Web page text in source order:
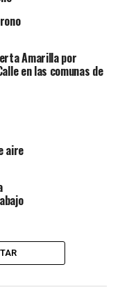
a la incautación
sativa
de LSD,57 dosis
, con un valor
de pesos
se retiró y
con una medalla
otorgada
y cuidaron
Amarilla por
en las comunas de
aire